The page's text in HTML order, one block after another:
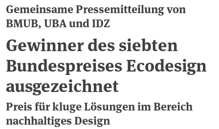
Gemeinsame Pressemitteilung von
BMUB, UBA und IDZ
Gewinner des siebten
Bundespreises Ecodesign
ausgezeichnet
Preis für kluge Lösungen im Bereich
nachhaltiges Design